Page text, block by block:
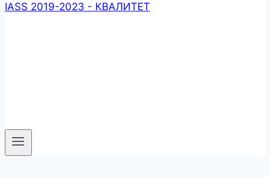
IASS 2019-2023 - КВАЛИТЕТ